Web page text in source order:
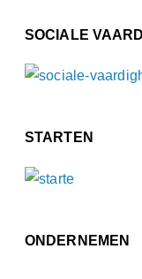
SOCIALE
STARTEN
ONDERNEMEN